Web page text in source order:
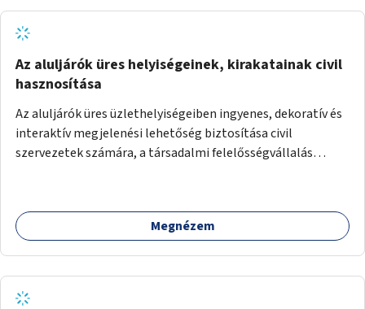
Az aluljárók üres helyiségeinek, kirakatainak civil
hasznosítása
Az aluljárók üres üzlethelyiségeiben ingyenes, dekoratív és
interaktív megjelenési lehetőség biztosítása civil
szervezetek számára, a társadalmi felelősségvállalás
például rajzokkal, kérdésekkel, üzenetküldési lehetőséggel
vagy akciónapokkal – bérleti és közüzemi díjak nélkül, a
Megnézem